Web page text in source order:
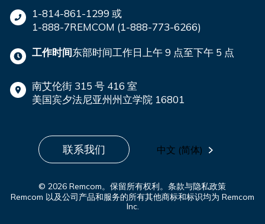
1-814-861-1299 或
1-888-7REMCOM (1-888-773-6266)
工作时间东部时间工作日上午 9 点至下午 5 点
南艾伦街 315 号 416 室
美国宾夕法尼亚州州立学院 16801
联系我们 中文 (简体)
© 2026 Remcom。保留所有权利。 条款与隐私政策
Remcom 以及公司产品和服务的所有其他商标和标识均为 Remcom
Inc.